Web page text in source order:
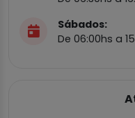
Sábados:
De 06:00hs a